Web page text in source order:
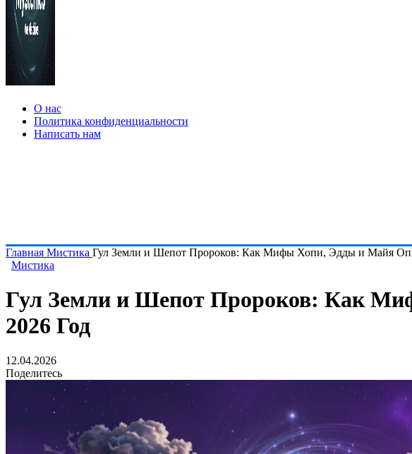
О нас
Политика конфиденциальности
Написать нам
Главная Мистика Гул Земли и Шепот Пророков: Как Мифы Хопи, Эдды и Майя
Мистика
Гул Земли и Шепот Пророков: Как
2026 Год
12.04.2026
Поделитесь